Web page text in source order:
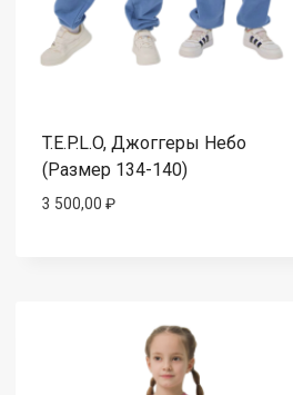
T.E.P.L.O, Джоггеры Небо
(Размер 134-140)
3 500,00 ₽